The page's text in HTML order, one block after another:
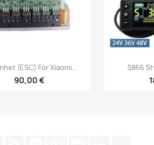
Snabbvy
(ESC) För Xiaomi...
90,00 €

S866